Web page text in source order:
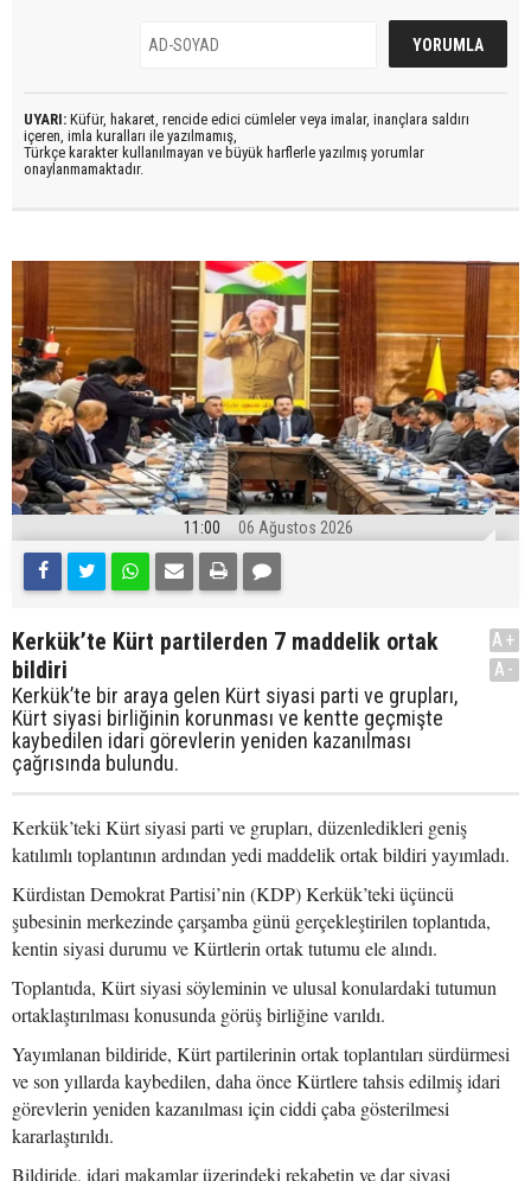
UYARI: Küfür, hakaret, rencide edici cümleler veya imalar, inançlara saldırı
içeren, imla kuralları ile yazılmamış,
Türkçe karakter kullanılmayan ve büyük harflerle yazılmış yorumlar
onaylanmamaktadır.
11:00 06 Ağustos 2026
Kerkük’te Kürt partilerden 7 maddelik ortak
bildiri
Kerkük’te bir araya gelen Kürt siyasi parti ve grupları,
Kürt siyasi birliğinin korunması ve kentte geçmişte
kaybedilen idari görevlerin yeniden kazanılması
çağrısında bulundu.
A+
A-
Kerkük’teki Kürt siyasi parti ve grupları, düzenledikleri geniş
katılımlı toplantının ardından yedi maddelik ortak bildiri yayımladı.
Kürdistan Demokrat Partisi’nin (KDP) Kerkük’teki üçüncü
şubesinin merkezinde çarşamba günü gerçekleştirilen toplantıda,
kentin siyasi durumu ve Kürtlerin ortak tutumu ele alındı.
Toplantıda, Kürt siyasi söyleminin ve ulusal konulardaki tutumun
ortaklaştırılması konusunda görüş birliğine varıldı.
Yayımlanan bildiride, Kürt partilerinin ortak toplantıları sürdürmesi
ve son yıllarda kaybedilen, daha önce Kürtlere tahsis edilmiş idari
görevlerin yeniden kazanılması için ciddi çaba gösterilmesi
kararlaştırıldı.
Bildiride, idari makamlar üzerindeki rekabetin ve dar siyasi